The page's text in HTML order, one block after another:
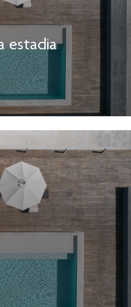
estadia